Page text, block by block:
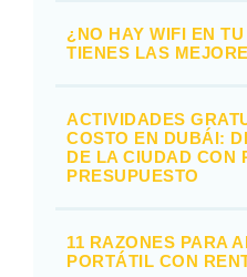
¿NO HAY WIFI EN TU
TIENES LAS
ACTIVIDADES
COSTO EN DUBÁI:
DE LA CIUDAD CON
PRESUPUESTO
11 RAZONES PARA
PORTÁTIL CON